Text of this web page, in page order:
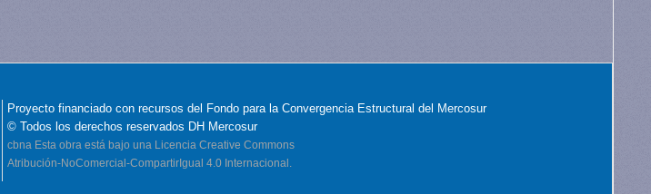
Proyecto financiado con recursos del Fondo para la Convergencia Estructural del Mercosur
© Todos los derechos reservados DH Mercosur
cbna Esta obra está bajo una Licencia Creative Commons
Atribución-NoComercial-CompartirIgual 4.0 Internacional.